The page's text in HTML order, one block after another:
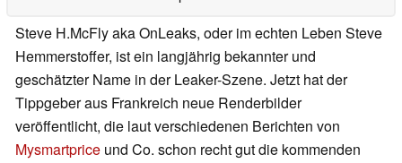
Steve H.McFly aka OnLeaks, oder im echten Leben Steve
Hemmerstoffer, ist ein langjährig bekannter und
geschätzter Name in der Leaker-Szene. Jetzt hat der
Tippgeber aus Frankreich neue Renderbilder
veröffentlicht, die laut verschiedenen Berichten von
Mysmartprice und Co. schon recht gut die kommenden